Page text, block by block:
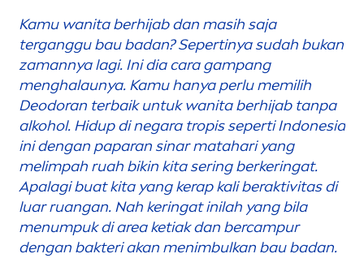
Kamu wanita berhijab dan masih saja
terganggu bau badan? Sepertinya sudah bukan
zamannya lagi. Ini dia cara gampang
menghalaunya. Kamu hanya perlu memilih
Deodoran terbaik untuk wanita berhijab tanpa
alkohol. Hidup di negara tropis seperti Indonesia
ini dengan paparan sinar matahari yang
melimpah ruah bikin kita sering berkeringat.
Apalagi buat kita yang kerap kali beraktivitas di
luar ruangan. Nah keringat inilah yang bila
menumpuk di area ketiak dan bercampur
dengan bakteri akan menimbulkan bau badan.